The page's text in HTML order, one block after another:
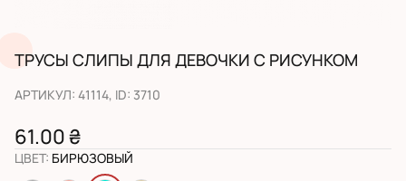
ТРУСЫ СЛИПЫ ДЛЯ ДЕВОЧКИ С РИСУНКОМ
АРТИКУЛ: 41114, ID: 3710
61.00 ₴
ЦВЕТ: БИРЮЗОВЫЙ